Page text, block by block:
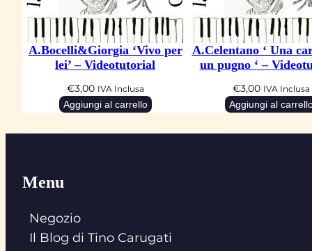
A.Bocelli&Giorgia ‘Vivo per
lei’ – Videotutorial
€3,00 IVA Inclusa
Aggiungi al carrello
A.Celentano ‘ Una
un pugno ‘ –
€3,00 IVA Inclusa
Aggiungi al
Menu
Negozio
Il Blog di Tino Carugati